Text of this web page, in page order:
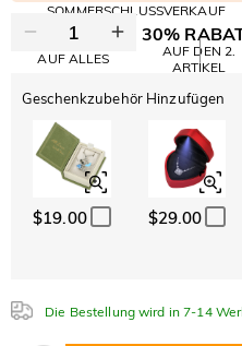
SOMMERSCHLUSSVERKAUF
10% RABATT
AUF ALLES
30%
AUF DEN 2.
ARTIKEL
Geschenkzubehör Hinzufügen
$19.00 $29.00
Die Bestellung wird in 7-14